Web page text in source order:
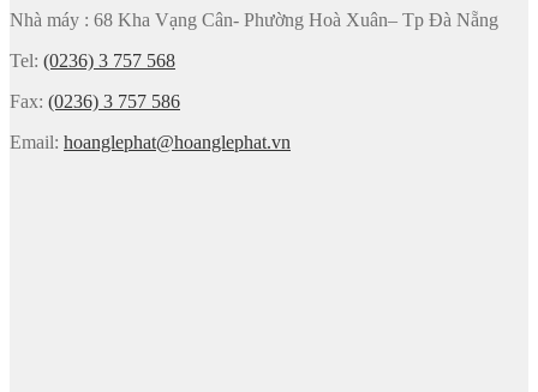
Nhà máy : 68 Kha Vạng Cân- Phường Hoà Xuân– Tp Đà Nẵng
Tel: (0236) 3 757 568
Fax: (0236) 3 757 586
Email: hoanglephat@hoanglephat.vn